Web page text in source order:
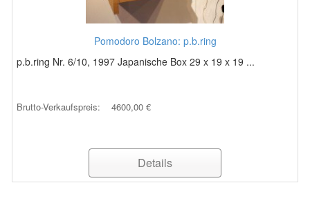
Pomodoro Bolzano: p.b.ring
p.b.ring Nr. 6/10, 1997 Japanische Box 29 x 19 x 19 ...
Brutto-Verkaufspreis: 4600,00 €
Details